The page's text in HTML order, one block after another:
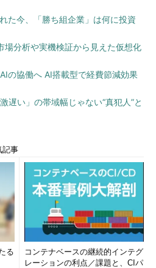
た今、「勝ち組企業」は何に投資
場分析や実機検証から見えた仮想化
の協働へ AI搭載型で経費節減効果
遅い」の帯域幅じゃない“真犯人”と
記事
る
コンテナベースの継続的インテグ
レーションの利点／課題と、CIパ